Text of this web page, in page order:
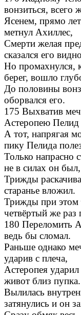
вонзиться, всего
Ясенем, прямо
метнул Ахиллес,
Смерти желая
сказался его
Но промахнулся,
берег, вошло
До половины
оборвался его.
175 Выхватив
Астеропею Пелид
А тот, напрягая
пику Пелида
Только напрасно
не в силах он был,
Трижды
старанье вложил.
Трижды при этом
четвёртый же раз
180 Переломить
ведь бы сломал.
Раньше однако
ударив с плеча,
Астеропея
живот близ пупка.
Вылилась
затянулись и он